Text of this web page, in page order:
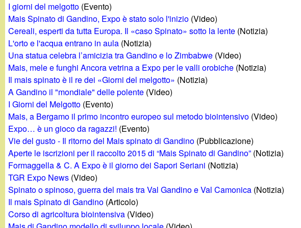
g
a
n
d
i
n
o
.
i
I giorni del melgotto (Evento)
Mais Spinato di Gandino, Expo è stato solo l'inizio (Video)
Cereali, esperti da tutta Europa. Il «caso Spinato» sotto la lente (Notizia)
L'orto e l'acqua entrano in aula (Notizia)
Una statua celebra l’amicizia tra Gandino e lo Zimbabwe (Video)
Mais, mele e funghi Ancora vetrina a Expo per le valli orobiche (Notizia)
Il mais spinato è il re dei «Giorni del melgotto» (Notizia)
A Gandino il "mondiale" delle polente (Video)
I Giorni del Melgotto (Evento)
Mais, a Bergamo il primo incontro europeo sul metodo biointensivo (Video)
Expo… è un gioco da ragazzi! (Evento)
Vie del gusto - Il ritorno del Mais spinato di Gandino (Pubblicazione)
Aperte le iscrizioni per il raccolto 2015 di “Mais Spinato di Gandino” (Notizia)
Formaggella & C. A Expo è il giorno dei Sapori Seriani (Notizia)
TGR Expo News (Video)
Spinato o spinoso, guerra del mais tra Val Gandino e Val Camonica (Notizia)
Il mais Spinato di Gandino (Articolo)
Corso di agricoltura biointensiva (Video)